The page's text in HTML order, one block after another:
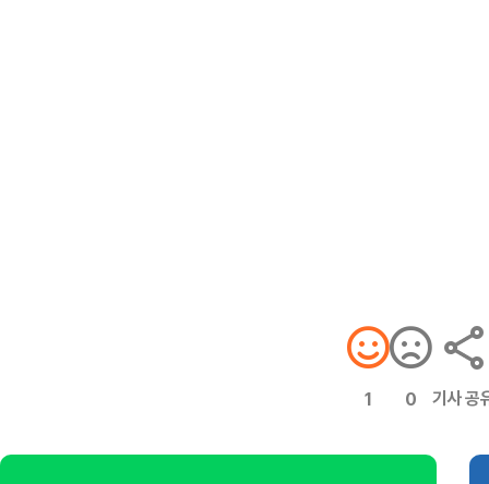
1 0 기사 공